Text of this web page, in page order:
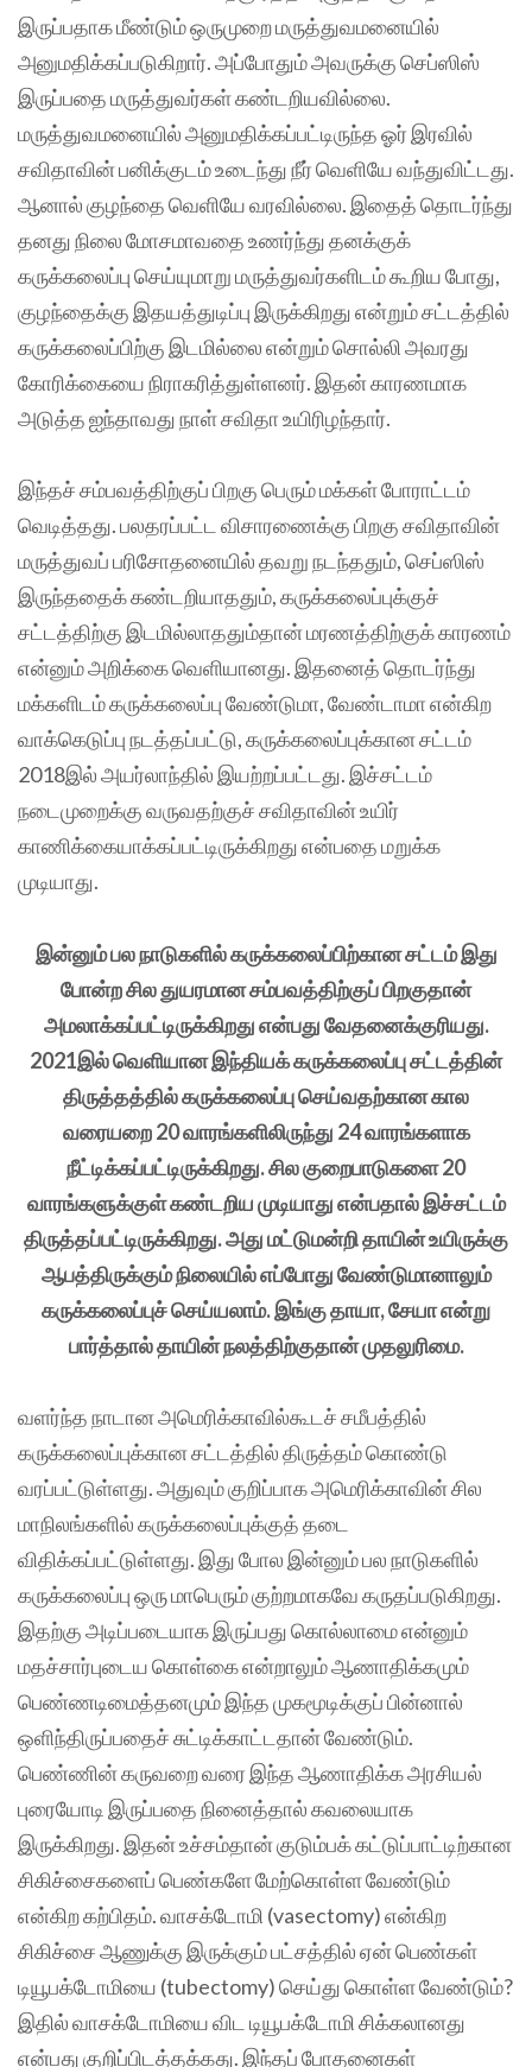
இருப்பதாக மீண்டும் ஒருமுறை மருத்துவமனையில்
அனுமதிக்கப்படுகிறார். அப்போதும் அவருக்கு செப்ஸிஸ்
இருப்பதை மருத்துவர்கள் கண்டறியவில்லை.
மருத்துவமனையில் அனுமதிக்கப்பட்டிருந்த ஓர் இரவில்
சவிதாவின் பனிக்குடம் உடைந்து நீர் வெளியே வந்துவிட்டது.
ஆனால் குழந்தை வெளியே வரவில்லை. இதைத் தொடர்ந்து
தனது நிலை மோசமாவதை உணர்ந்து தனக்குக்
கருக்கலைப்பு செய்யுமாறு மருத்துவர்களிடம் கூறிய போது,
குழந்தைக்கு இதயத்துடிப்பு இருக்கிறது என்றும் சட்டத்தில்
கருக்கலைப்பிற்கு இடமில்லை என்றும் சொல்லி அவரது
கோரிக்கையை நிராகரித்துள்ளனர். இதன் காரணமாக
அடுத்த ஐந்தாவது நாள் சவிதா உயிரிழந்தார்.
இந்தச் சம்பவத்திற்குப் பிறகு பெரும் மக்கள் போராட்டம்
வெடித்தது. பலதரப்பட்ட விசாரணைக்கு பிறகு சவிதாவின்
மருத்துவப் பரிசோதனையில் தவறு நடந்ததும், செப்ஸிஸ்
இருந்ததைக் கண்டறியாததும், கருக்கலைப்புக்குச்
சட்டத்திற்கு இடமில்லாததும்தான் மரணத்திற்குக் காரணம்
என்னும் அறிக்கை வெளியானது. இதனைத் தொடர்ந்து
மக்களிடம் கருக்கலைப்பு வேண்டுமா, வேண்டாமா என்கிற
வாக்கெடுப்பு நடத்தப்பட்டு, கருக்கலைப்புக்கான சட்டம்
2018இல் அயர்லாந்தில் இயற்றப்பட்டது. இச்சட்டம்
நடைமுறைக்கு வருவதற்குச் சவிதாவின் உயிர்
காணிக்கையாக்கப்பட்டிருக்கிறது என்பதை மறுக்க
முடியாது.
இன்னும் பல நாடுகளில் கருக்கலைப்பிற்கான சட்டம் இது
போன்ற சில துயரமான சம்பவத்திற்குப் பிறகுதான்
அமலாக்கப்பட்டிருக்கிறது என்பது வேதனைக்குரியது.
2021இல் வெளியான இந்தியக் கருக்கலைப்பு சட்டத்தின்
திருத்தத்தில் கருக்கலைப்பு செய்வதற்கான கால
வரையறை 20 வாரங்களிலிருந்து 24 வாரங்களாக
நீட்டிக்கப்பட்டிருக்கிறது.‌ சில குறைபாடுகளை 20
வாரங்களுக்குள் கண்டறிய முடியாது என்பதால் இச்சட்டம்
திருத்தப்பட்டிருக்கிறது. அது மட்டுமன்றி தாயின் உயிருக்கு
ஆபத்திருக்கும் நிலையில் எப்போது வேண்டுமானாலும்
கருக்கலைப்புச் செய்யலாம். இங்கு தாயா, சேயா என்று
பார்த்தால் தாயின் நலத்திற்குதான் முதலுரிமை.
வளர்ந்த நாடான அமெரிக்காவில்கூடச் சமீபத்தில்
கருக்கலைப்புக்கான சட்டத்தில் திருத்தம் கொண்டு
வரப்பட்டுள்ளது. அதுவும் குறிப்பாக அமெரிக்காவின் சில
மாநிலங்களில் கருக்கலைப்புக்குத் தடை
விதிக்கப்பட்டுள்ளது. இது போல இன்னும் பல நாடுகளில்
கருக்கலைப்பு ஒரு மாபெரும் குற்றமாகவே கருதப்படுகிறது.‌
இதற்கு அடிப்படையாக இருப்பது கொல்லாமை என்னும்
மதச்சார்புடைய கொள்கை என்றாலும் ஆணாதிக்கமும்
பெண்ணடிமைத்தனமும் இந்த முகமூடிக்குப் பின்னால்
ஒளிந்திருப்பதைச்‌ சுட்டிக்காட்டதான் வேண்டும்.
பெண்ணின் கருவறை வரை இந்த ஆணாதிக்க அரசியல்
புரையோடி இருப்பதை நினைத்தால் கவலையாக
இருக்கிறது. இதன் உச்சம்தான் குடும்பக் கட்டுப்பாட்டிற்கான
சிகிச்சைகளைப் பெண்களே மேற்கொள்ள வேண்டும்
என்கிற கற்பிதம். வாசக்டோமி (vasectomy) என்கிற
சிகிச்சை ஆணுக்கு இருக்கும் பட்சத்தில் ஏன் பெண்கள்
டியூபக்டோமியை (tubectomy) செய்து கொள்ள வேண்டும்?
இதில் வாசக்டோமியை விட டியூபக்டோமி சிக்கலானது
என்பது குறிப்பிடத்தக்கது. இந்தப் போதனைகள்